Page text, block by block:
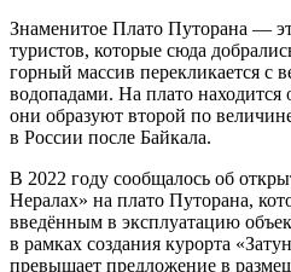
Знаменитое Плато Путорана —
туристов, которые сюда
горный массив перекликается с
водопадами. На плато находится
они образуют второй по
в России после Байкала.
В 2022 году сообщалось об
Нералах» на плато Путорана,
введённым в эксплуатацию
в рамках создания курорта
превышает предложение в